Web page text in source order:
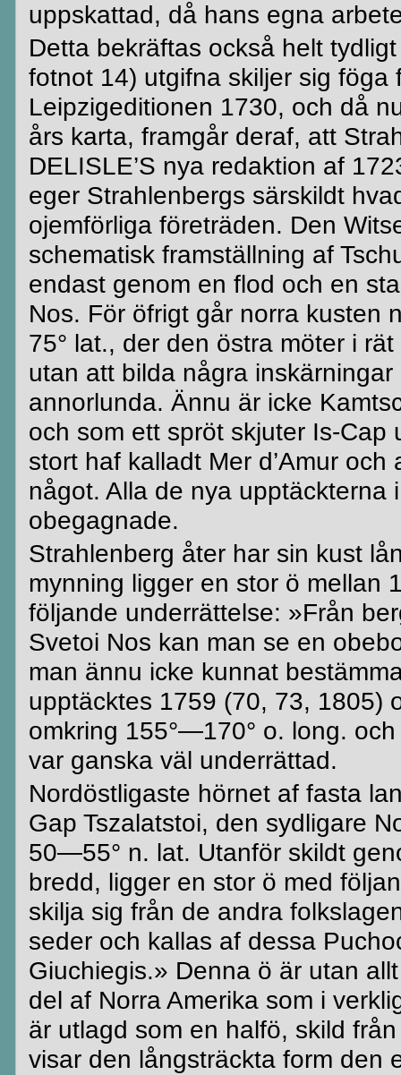
uppskattad, då hans egna
Detta bekräftas också helt
fotnot 14) utgifnaskiljer sig föga
Leipzigeditionen 1730, och då
års karta, framgår deraf, att
DELISLE’S nya redaktion af
eger Strahlenbergs särskildt
ojemförligaföreträden. Den
schematisk framställning af
endast genom en flod och en
Nos. För öfrigtgår norra kusten
75° lat., der den östra möter i
utan att bilda några
annorlunda. Ännu är icke
och som ett spröt skjuter Is-Cap
stort haf kalladtMer d’Amuroch
något. Alla de nya upptäckterna
obegagnade.
Strahlenberg åter har sin kust
mynning ligger en stor ö mellan
följande underrättelse: »Från
Svetoi Nos kan man se en
man ännu icke kunnat
upptäcktes 1759 (70, 73, 1805)
omkring 155°—170° o. long.
var ganska väl underrättad.
Nordöstligaste hörnet af fasta
Gap Tszalatstoi, den sydligare
50—55° n. lat. Utanför skildt
bredd, ligger en stor ö med
skilja sig från de andra
seder och kallas af dessa
Giuchiegis.» Denna ö är utan
del af Norra Amerika som i
är utlagd som en halfö, skild
visar den långsträckta form den